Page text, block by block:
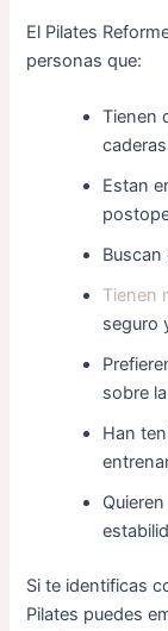
El Pilates
personas que:
Tienen
caderas
Estan
Tienen
seguro
sobre
Han
Si te identificas
Pilates puedes